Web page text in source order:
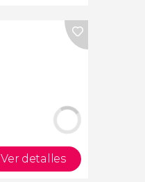
Ver detalles